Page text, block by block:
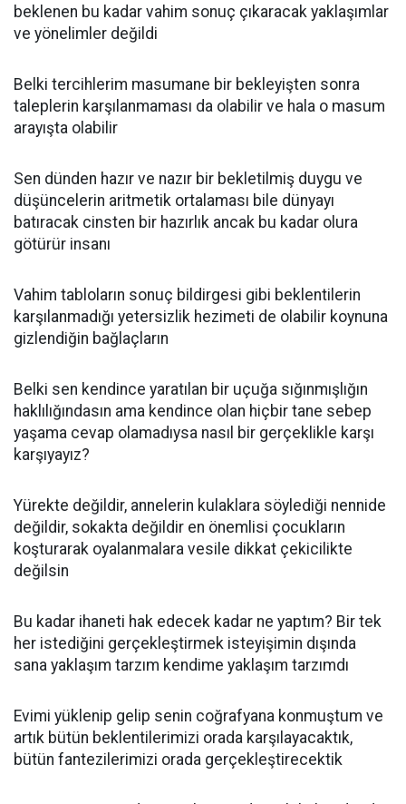
beklenen bu kadar vahim sonuç çıkaracak yaklaşımlar
ve yönelimler değildi
Belki tercihlerim masumane bir bekleyişten sonra
taleplerin karşılanmaması da olabilir ve hala o masum
arayışta olabilir
Sen dünden hazır ve nazır bir bekletilmiş duygu ve
düşüncelerin aritmetik ortalaması bile dünyayı
batıracak cinsten bir hazırlık ancak bu kadar olura
götürür insanı
Vahim tabloların sonuç bildirgesi gibi beklentilerin
karşılanmadığı yetersizlik hezimeti de olabilir koynuna
gizlendiğin bağlaçların
Belki sen kendince yaratılan bir uçuğa sığınmışlığın
haklılığındasın ama kendince olan hiçbir tane sebep
yaşama cevap olamadıysa nasıl bir gerçeklikle karşı
karşıyayız?
Yürekte değildir, annelerin kulaklara söylediği nennide
değildir, sokakta değildir en önemlisi çocukların
koşturarak oyalanmalara vesile dikkat çekicilikte
değilsin
Bu kadar ihaneti hak edecek kadar ne yaptım? Bir tek
her istediğini gerçekleştirmek isteyişimin dışında
sana yaklaşım tarzım kendime yaklaşım tarzımdı
Evimi yüklenip gelip senin coğrafyana konmuştum ve
artık bütün beklentilerimizi orada karşılayacaktık,
bütün fantezilerimizi orada gerçekleştirecektik